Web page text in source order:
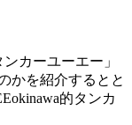
カーユーエー」
かを紹介するとと
的タンカ